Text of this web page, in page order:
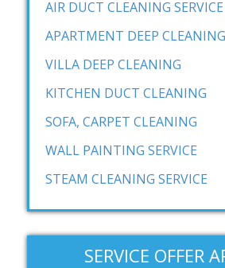
AIR DUCT CLEANING SERVICE
APARTMENT DEEP CLEANING
VILLA DEEP CLEANING
KITCHEN DUCT CLEANING
SOFA, CARPET CLEANING
WALL PAINTING SERVICE
STEAM CLEANING SERVICE
SERVICE OFFER